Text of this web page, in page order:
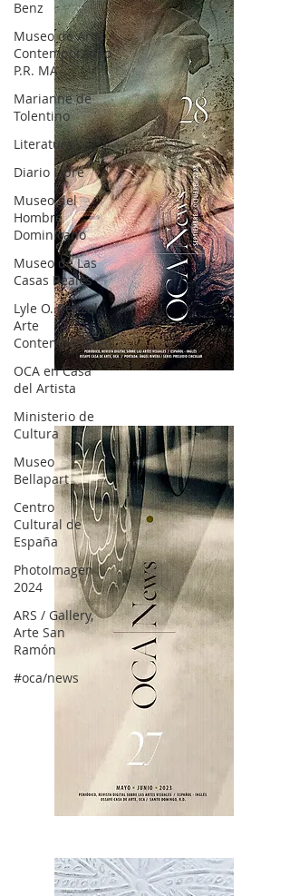
Benz
Museo de Arte
Contemporáneo
P.R. MA
Marianne de
Tolentino
Literatura
Diario Libre
Museo del
Hombre
Dominicano
Museo de Las
Casas Reales
Lyle O. Reitzel
Arte
Contemporáneo
OCA en Casa
del Artista
Ministerio de
Cultura
Museo
Bellapart
Centro
Cultural de
España
PhotoImagen
2024
ARS / Gallery,
Arte San
Ramón
#oca/news
OCA|News 28 / Julio-Agosto-Septiembre, 2023